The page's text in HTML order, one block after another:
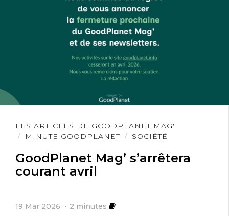
LES ARTICLES DE GOODPLANET MAG'
MINUTE GOODPLANET
SOCIÉTÉ
GoodPlanet Mag’ s’arrêtera
courant avril
19 Mar 2026 2 minutes
Lire
l'article